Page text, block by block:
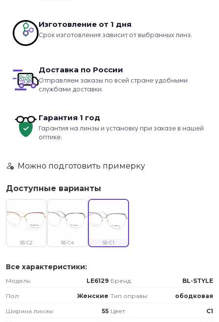
Изготовление от 1 дня
Срок изготовления зависит от выбранных линз.
Доставка по России
Отправляем заказы по всей стране удобными
службами доставки.
Гарантия 1 год
Гарантия на линзы и установку при заказе в нашей
оптике.
Можно подготовить примерку
Доступные варианты
55 C2 55 C4 55 C1
Все характеристики:
Модель: LE6129 Бренд: BL-STYLE
Пол: Женские Тип оправы: ободковая
Ширина линзы: 55 Цвет: C1